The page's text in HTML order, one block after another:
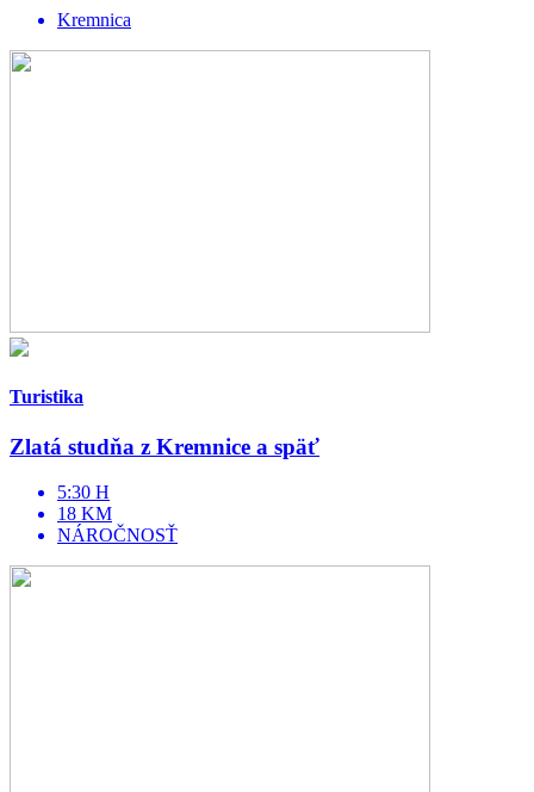
Kremnica
Turistika
Zlatá studňa z Kremnice a späť
5:30 H
18 KM
NÁROČNOSŤ